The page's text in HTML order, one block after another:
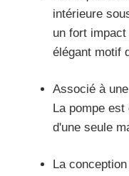
intérieure
un fort
élégant motif
Associé à
La pompe
d'une seule
La